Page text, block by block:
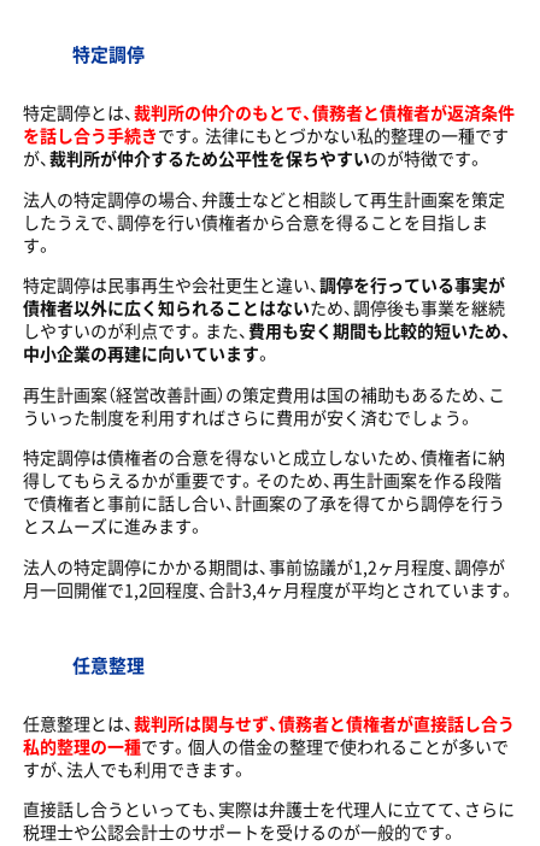
特定調停
特定調停とは、裁判所の仲介のもとで、債務者と債権者が返済条件
を話し合う手続きです。法律にもとづかない私的整理の一種です
が、裁判所が仲介するため公平性を保ちやすいのが特徴です。
法人の特定調停の場合、弁護士などと相談して再生計画案を策定
したうえで、調停を行い債権者から合意を得ることを目指しま
す。
特定調停は民事再生や会社更生と違い、調停を行っている事実が
債権者以外に広く知られることはないため、調停後も事業を継続
しやすいのが利点です。また、費用も安く期間も比較的短いため、
中小企業の再建に向いています。
再生計画案（経営改善計画）の策定費用は国の補助もあるため、こ
ういった制度を利用すればさらに費用が安く済むでしょう。
特定調停は債権者の合意を得ないと成立しないため、債権者に納
得してもらえるかが重要です。そのため、再生計画案を作る段階
で債権者と事前に話し合い、計画案の了承を得てから調停を行う
とスムーズに進みます。
法人の特定調停にかかる期間は、事前協議が1,2ヶ月程度、調停が
月一回開催で1,2回程度、合計3,4ヶ月程度が平均とされています。
任意整理
任意整理とは、 裁判所は関与せず、債務者と債権者が直接話し合う
私的整理の一種です。個人の借金の整理で使われることが多いで
すが、法人でも利用できます。
直接話し合うといっても、実際は弁護士を代理人に立てて、さらに
税理士や公認会計士のサポートを受けるのが一般的です。